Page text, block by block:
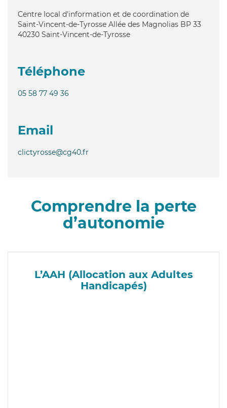
Centre local d'information et de coordination de
Saint-Vincent-de-Tyrosse Allée des Magnolias BP 33
40230 Saint-Vincent-de-Tyrosse
Téléphone
05 58 77 49 36
Email
clictyrosse@cg40.fr
Comprendre la perte
d’autonomie
L’AAH (Allocation aux Adultes
Handicapés)